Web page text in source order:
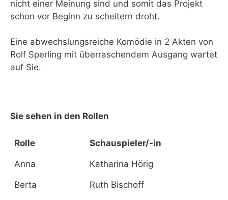
nicht einer Meinung sind und somit das Projekt
schon vor Beginn zu scheitern droht.
Eine abwechslungsreiche Komödie in 2 Akten von
Rolf Sperling mit überraschendem Ausgang wartet
auf Sie.
Sie sehen in den Rollen
Rolle Schauspieler/-in
Anna Katharina Hörig
Berta Ruth Bischoff